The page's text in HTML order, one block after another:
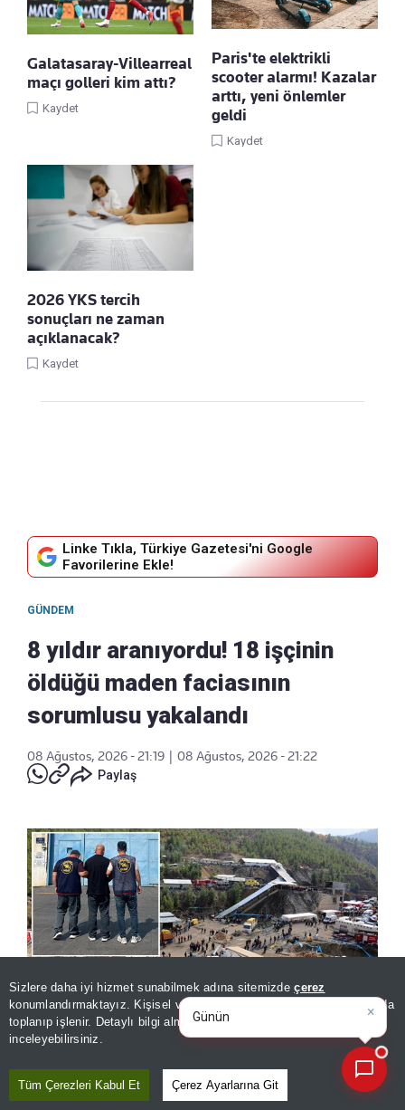
Sizlere daha iyi hizmet sunabilmek adına sitemizdeçerez
konumlandırmaktayız. Kişisel verileriniz, KVKK ve GDPR kapsamında
toplanıp işlenir. Detaylı bilgi almak içinAydınlatma Metnimizi
inceleyebilirsiniz.
Tüm Çerezleri Kabul Et Çerez Ayarlarına Git
Galatasaray-Villearreal
maçı golleri kim attı?
Kaydet
Paris'te elektrikli
scooter alarmı! Kazalar
arttı, yeni önlemler
geldi
Kaydet
2026 YKS tercih
sonuçları ne zaman
açıklanacak?
Kaydet
Linke Tıkla, Türkiye Gazetesi'ni Google
Favorilerine Ekle!
GÜNDEM
8 yıldır aranıyordu! 18 işçinin
öldüğü maden faciasının
sorumlusu yakalandı
08 Ağustos, 2026 - 21:19
08 Ağustos, 2026 - 21:22
Paylaş
Karaman'ın Ermenek ilçesinde 2014 yılında 18
işçinin hayatını kaybettiği maden faciasıyla
ilgili 21 yıl kesinleşmiş hapis cezası bulunan
Günün spor, gündem ve
ekonomi gelişmelerini analiz
ed